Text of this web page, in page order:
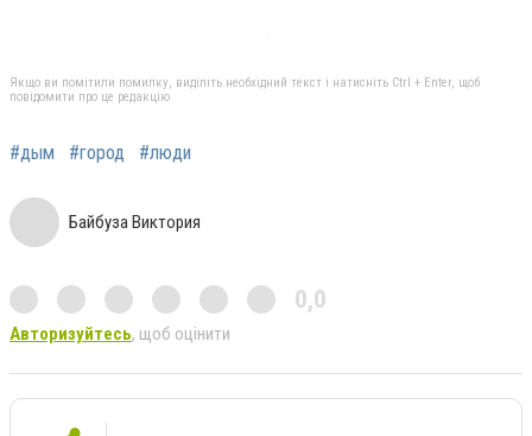
Якщо ви помітили помилку, виділіть необхідний текст і натисніть Ctrl + Enter, щоб
повідомити про це редакцію
#дым #город #люди
Байбуза Виктория
0,0
Авторизуйтесь, щоб оцінити